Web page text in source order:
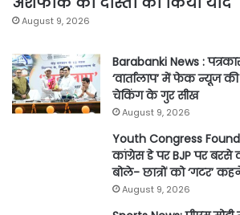
August 9, 2026
Barabanki News :
‘वार्तालाप’ में फेक न्यूज
चेकिंग के गुर सीख
August 9, 2026
Youth Congress
कांग्रेस डे पर BJP पर बरसे
बोले- छात्रों को ‘गटर’
August 9, 2026